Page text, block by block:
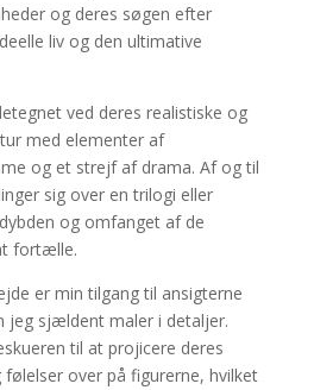
og deres søgen efter
liv og den ultimative
ved deres realistiske og
med elementer af
og et strejf af drama. Af og til
sig over en trilogi eller
og omfanget af de
fortælle.
er min tilgang til ansigterne
jeg sjældent maler i detaljer.
til at projicere deres
over på figurerne, hvilket